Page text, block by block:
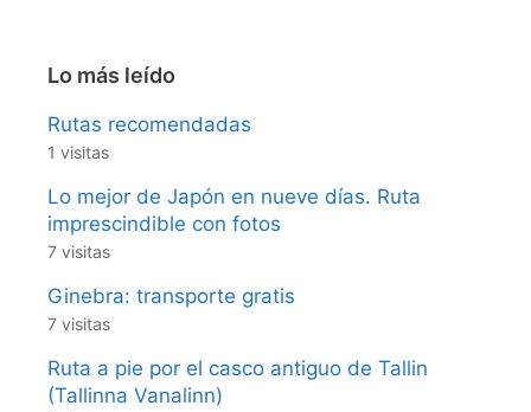
Lo más leído
Rutas recomendadas
1 visitas
Lo mejor de Japón en nueve días. Ruta
imprescindible con fotos
7 visitas
Ginebra: transporte gratis
7 visitas
Ruta a pie por el casco antiguo de Tallin
(Tallinna Vanalinn)